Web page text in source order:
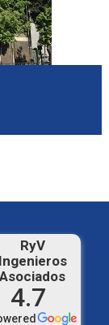
RyV
Ingenieros
Asociados
4.7